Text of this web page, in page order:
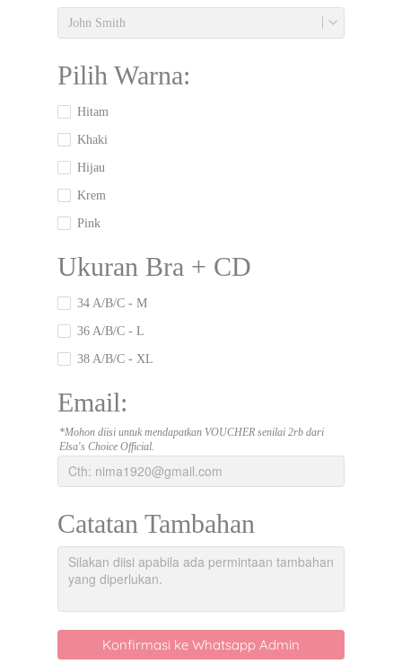
John Smith
Pilih Warna:
Hitam
Khaki
Hijau
Krem
Pink
Ukuran Bra + CD
34 A/B/C - M
36 A/B/C - L
38 A/B/C - XL
Email:
*Mohon diisi untuk mendapatkan VOUCHER senilai 2rb dari
Elsa's Choice Official.
Catatan Tambahan
`Konfirmasi ke Whatsapp Admin